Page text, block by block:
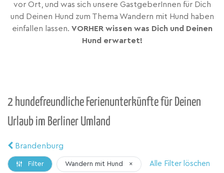
vor Ort, und was sich unsere GastgeberInnen für Dich
und Deinen Hund zum Thema Wandern mit Hund haben
einfallen lassen. VORHER wissen was Dich und Deinen
Hund erwartet!
2 hundefreundliche Ferienunterkünfte für Deinen
Urlaub im Berliner Umland
Brandenburg
Filter Wandern mit Hund × Alle Filter löschen